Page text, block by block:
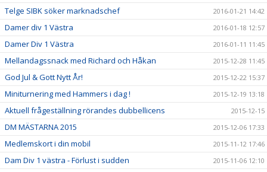
Telge SIBK söker marknadschef 2016-01-21 14:42
Damer div 1 Västra 2016-01-18 12:57
Damer Div 1 Västra 2016-01-11 11:45
Mellandagssnack med Richard och Håkan 2015-12-28 11:45
God Jul & Gott Nytt År! 2015-12-22 15:37
Miniturnering med Hammers i dag ! 2015-12-19 13:18
Aktuell frågeställning rörandes dubbellicens 2015-12-15
DM MÄSTARNA 2015 2015-12-06 17:33
Medlemskort i din mobil 2015-11-12 17:46
Dam Div 1 västra - Förlust i sudden 2015-11-06 12:10